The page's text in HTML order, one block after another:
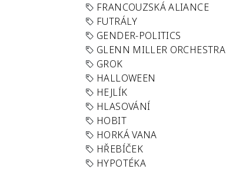
FRANCOUZSKÁ ALIANCE
FUTRÁLY
GENDER-POLITICS
GLENN MILLER ORCHESTRA
GROK
HALLOWEEN
HEJLÍK
HLASOVÁNÍ
HOBIT
HORKÁ VANA
HŘEBÍČEK
HYPOTÉKA